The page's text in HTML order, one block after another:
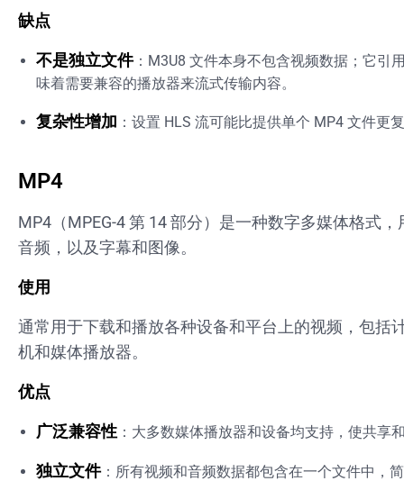
缺点
不是独立文件：M3U8 文件本身不包含视频数据；它引
味着需要兼容的播放器来流式传输内容。
复杂性增加 ：设置 HLS 流可能比提供单个 MP4 文件更
MP4
MP4（MPEG-4 第 14 部分）是一种数字多媒体格式
音频，以及字幕和图像。
使用
通常用于下载和播放各种设备和平台上的视频，包括
机和媒体播放器。
优点
广泛兼容性 ：大多数媒体播放器和设备均支持，使共享
独立文件：所有视频和音频数据都包含在一个文件中，